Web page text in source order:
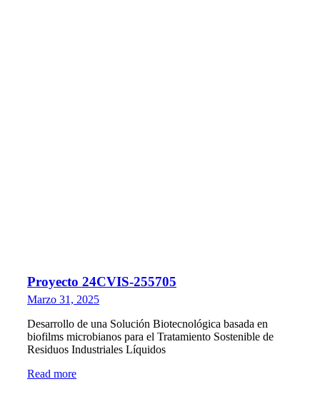
Proyecto 24CVIS-255705
Marzo 31, 2025
Desarrollo de una Solución Biotecnológica basada en
biofilms microbianos para el Tratamiento Sostenible de
Residuos Industriales Líquidos
Read more